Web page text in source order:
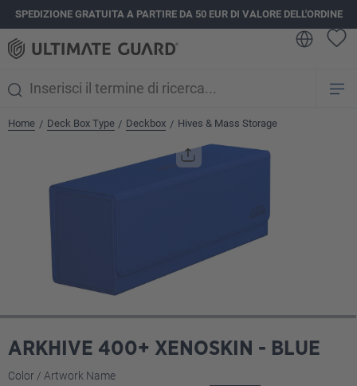
principale
SPEDIZIONE GRATUITA A PARTIRE DA 50 EUR DI VALORE DELL'ORDINE
Home / Deck Box Type / Deckbox / Hives & Mass Storage
ARKHIVE 400+ XENOSKIN - BLUE
Seleziona
Color / Artwork Name